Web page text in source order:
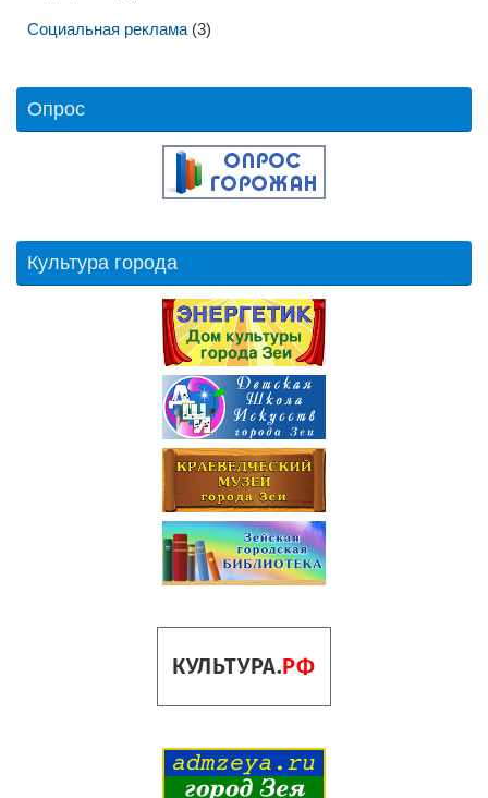
Социальная реклама (3)
Опрос
Культура города